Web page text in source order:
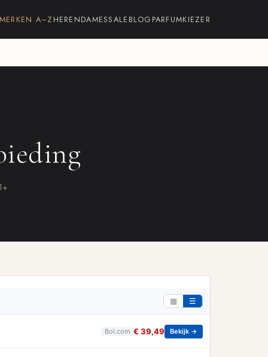
A–Z HERENDAMESSALE BLOG PARFUMKIEZER
▦ ☰
Bol.com € 39,49 Bekijk →